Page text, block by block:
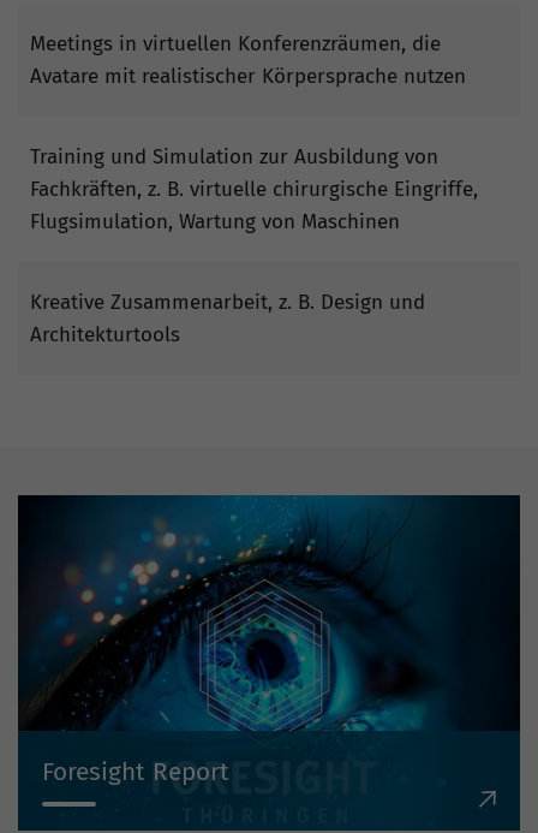
Meetings in virtuellen Konferenzräumen, die
Avatare mit realistischer Körpersprache nutzen
Training und Simulation zur Ausbildung von
Fachkräften, z. B. virtuelle chirurgische Eingriffe,
Flugsimulation, Wartung von Maschinen
Kreative Zusammenarbeit, z. B. Design und
Architekturtools
Foresight Report